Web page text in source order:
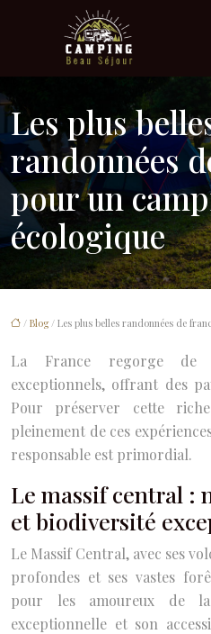
Les plus
randonnées
pour un
écologique
/ Blog/ Les plus belles randonnées de
La France regorge de
exceptionnels, offrant des
Pour préserver cette
pleinement de ces
responsable est primordial.
Le massif central :
et biodiversité
Le Massif Central, avec ses
profondes et ses vastes
pour les amoureux de
exceptionnelle et son